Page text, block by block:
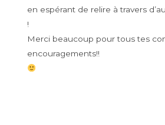
en espérant de relire à travers
!
Merci beaucoup pour tous tes
encouragements!!